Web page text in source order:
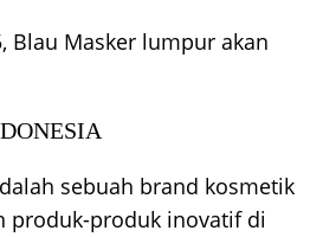
Blau Masker lumpur akan
sebuah brand kosmetik
produk-produk inovatif di